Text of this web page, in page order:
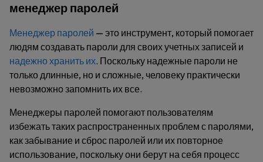
менеджер паролей
Менеджер паролей — это инструмент, который помогает
людям создавать пароли для своих учетных записей и
надежно хранить их. Поскольку надежные пароли не
только длинные, но и сложные, человеку практически
невозможно запомнить их все.
Менеджеры паролей помогают пользователям
избежать таких распространенных проблем с паролями,
как забывание и сброс паролей или их повторное
использование, поскольку они берут на себя процесс